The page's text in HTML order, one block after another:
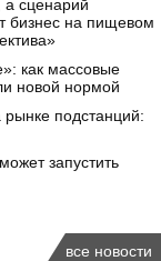
сценарий
бизнес на пищевом
как массовые
новой нормой
подстанций:
запустить
все новости